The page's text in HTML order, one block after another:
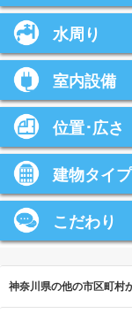
水周り
室内設備
位置･広さ
建物タイプ
こだわり
神奈川県の他の市区町村